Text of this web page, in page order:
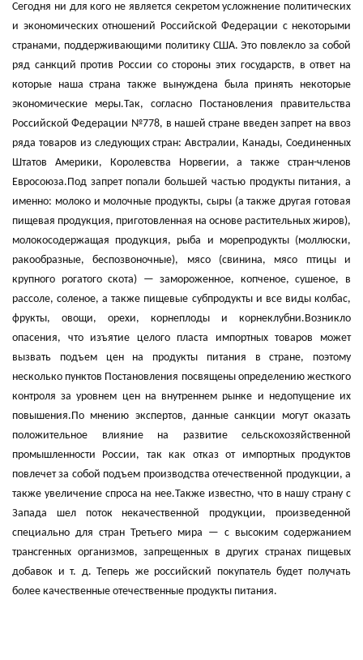
Сегодня ни для кого не является секретом усложнение политических
и экономических отношений Российской Федерации с некоторыми
странами, поддерживающими политику США. Это повлекло за собой
ряд санкций против России со стороны этих государств, в ответ на
которые наша страна также вынуждена была принять некоторые
экономические меры.Так, согласно Постановления правительства
Российской Федерации №778, в нашей стране введен запрет на ввоз
ряда товаров из следующих стран: Австралии, Канады, Соединенных
Штатов Америки, Королевства Норвегии, а также стран-членов
Евросоюза.Под запрет попали большей частью продукты питания, а
именно: молоко и молочные продукты, сыры (а также другая готовая
пищевая продукция, приготовленная на основе растительных жиров),
молокосодержащая продукция, рыба и морепродукты (моллюски,
ракообразные, беспозвоночные), мясо (свинина, мясо птицы и
крупного рогатого скота) — замороженное, копченое, сушеное, в
рассоле, соленое, а также пищевые субпродукты и все виды колбас,
фрукты, овощи, орехи, корнеплоды и корнеклубни.Возникло
опасения, что изъятие целого пласта импортных товаров может
вызвать подъем цен на продукты питания в стране, поэтому
несколько пунктов Постановления посвящены определению жесткого
контроля за уровнем цен на внутреннем рынке и недопущение их
повышения.По мнению экспертов, данные санкции могут оказать
положительное влияние на развитие сельскохозяйственной
промышленности России, так как отказ от импортных продуктов
повлечет за собой подъем производства отечественной продукции, а
также увеличение спроса на нее.Также известно, что в нашу страну с
Запада шел поток некачественной продукции, произведенной
специально для стран Третьего мира — с высоким содержанием
трансгенных организмов, запрещенных в других странах пищевых
добавок и т. д. Теперь же российский покупатель будет получать
более качественные отечественные продукты питания.